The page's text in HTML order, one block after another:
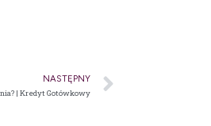
NASTĘPNY
| Kredyt Gotówkowy